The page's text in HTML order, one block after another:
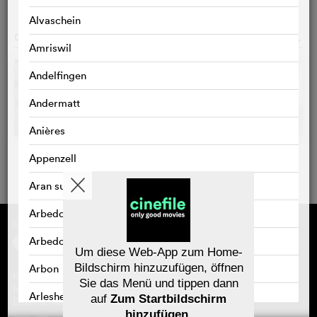
Alvaschein
Amriswil
Andelfingen
Andermatt
Anières
Appenzell
Aran sur Vilette
Arbedo
Arbedo-Castione
Arbon
Arlesheim
GALERIE o
Gefördert von
Kontakt
Datenschutz
Newsletter
Häufig gestellte Fragen (FAQ)
Gutscheine
Um diese Web-App zum Home-
Bildschirm hinzuzufügen, öffnen
Sie das Menü und tippen dann
auf Zum Startbildschirm
hinzufügen